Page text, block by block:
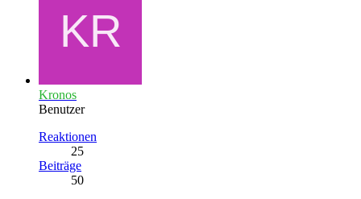
Kronos
Benutzer
Reaktionen
25
Beiträge
50